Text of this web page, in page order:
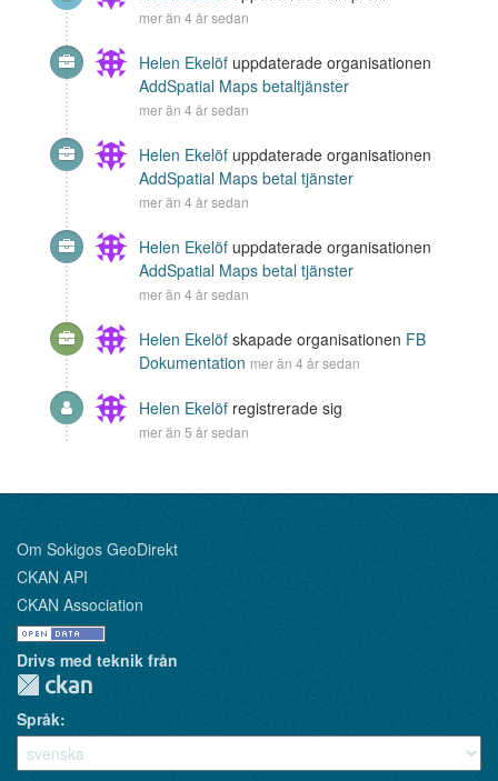
mer än 4 år sedan
Helen Ekelöf uppdaterade organisationen
AddSpatial Maps betaltjänster
mer än 4 år sedan
Helen Ekelöf uppdaterade organisationen
AddSpatial Maps betal tjänster
mer än 4 år sedan
Helen Ekelöf uppdaterade organisationen
AddSpatial Maps betal tjänster
mer än 4 år sedan
Helen Ekelöf skapade organisationen FB
Dokumentation mer än 4 år sedan
Helen Ekelöf registrerade sig
mer än 5 år sedan
Om Sokigos GeoDirekt
CKAN API
CKAN Association
Drivs med teknik från
Språk